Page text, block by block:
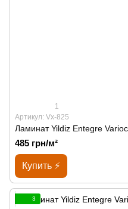
1
Артикул: Vx-825
Ламинат Yildiz Entegre
485 грн/м²
Купить ⚡
3